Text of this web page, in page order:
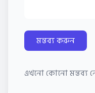
মন্তব্য করুন
এখনো কোনো মন্তব্য